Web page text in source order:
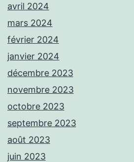
avril 2024
mars 2024
février 2024
janvier 2024
décembre 2023
novembre 2023
octobre 2023
septembre 2023
août 2023
juin 2023